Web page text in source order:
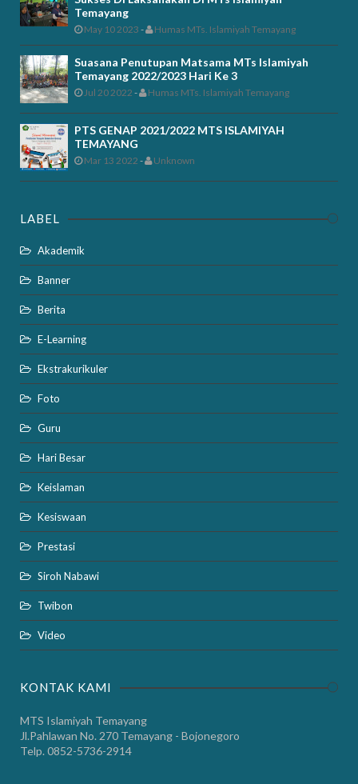
Temayang
May 10 2023 - Humas MTs. Islamiyah Temayang
Suasana Penutupan Matsama MTs Islamiyah
Temayang 2022/2023 Hari Ke 3
Jul 20 2022 - Humas MTs. Islamiyah Temayang
PTS GENAP 2021/2022 MTS ISLAMIYAH
TEMAYANG
Mar 13 2022 - Unknown
LABEL
Akademik
Banner
Berita
E-Learning
Ekstrakurikuler
Foto
Guru
Hari Besar
Keislaman
Kesiswaan
Prestasi
Siroh Nabawi
Twibon
Video
KONTAK KAMI
MTS Islamiyah Temayang
Jl.Pahlawan No. 270 Temayang - Bojonegoro
Telp. 0852-5736-2914